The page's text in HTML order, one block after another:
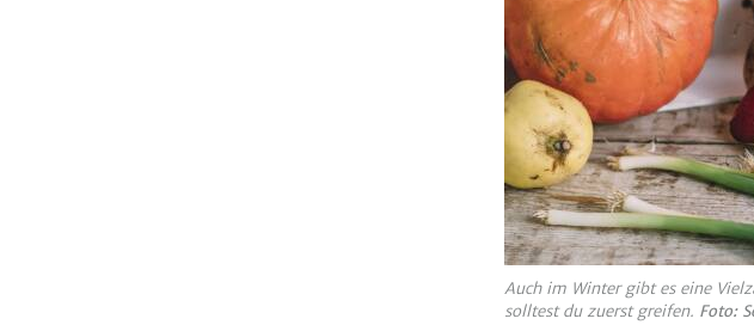
Auch im Winter gibt es eine
solltest du zuerst greifen. Foto: